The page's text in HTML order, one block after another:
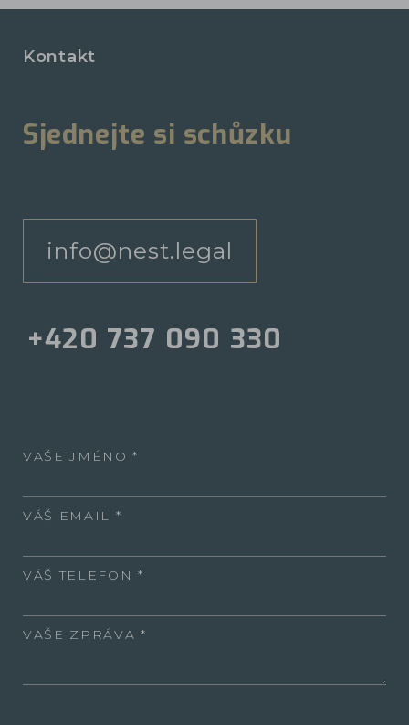
Kontakt
Sjednejte si schůzku
info@nest.legal
+420 737 090 330
VAŠE JMÉNO
VÁŠ EMAIL
VÁŠ TELEFON
VAŠE ZPRÁVA